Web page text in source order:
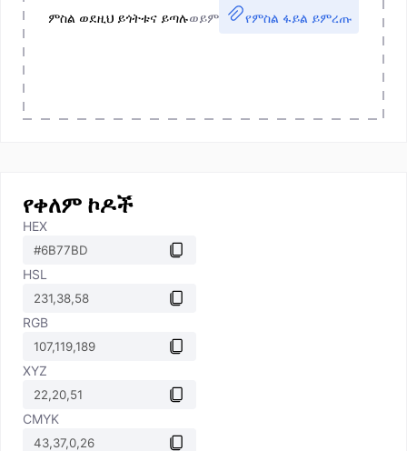
ምስል ወደዚህ ይጎትቱና ይጣሉወይም የምስል ፋይል ይምረጡ
የቀለም ኮዶች
HEX
HSL
RGB
XYZ
CMYK